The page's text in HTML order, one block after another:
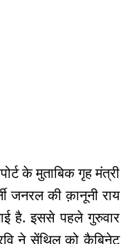
के मुताबिक गृह मंत्री
जनरल की क़ानूनी राय
है. इससे पहले गुरुवार
ने सेंथिल को कैबिनेट